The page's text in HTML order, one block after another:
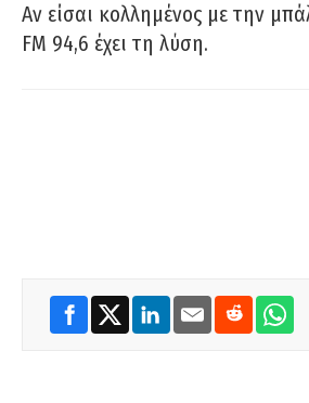
Αν είσαι κολλημένος με την
FM 94,6 έχει τη λύση.